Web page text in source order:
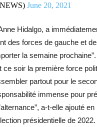
June 20, 2021
Hidalgo, a
des forces de gauche et
la semaine
ce soir la première force
partout pour le
immense pour
a-t-elle ajouté
présidentielle de 2022.